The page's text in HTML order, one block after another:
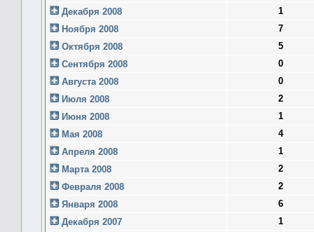
Декабря 2008
1
Ноября 2008
7
Октября 2008
5
Сентября 2008
0
Августа 2008
0
Июля 2008
2
Июня 2008
1
Мая 2008
4
Апреля 2008
1
Марта 2008
2
Февраля 2008
2
Января 2008
6
Декабря 2007
1